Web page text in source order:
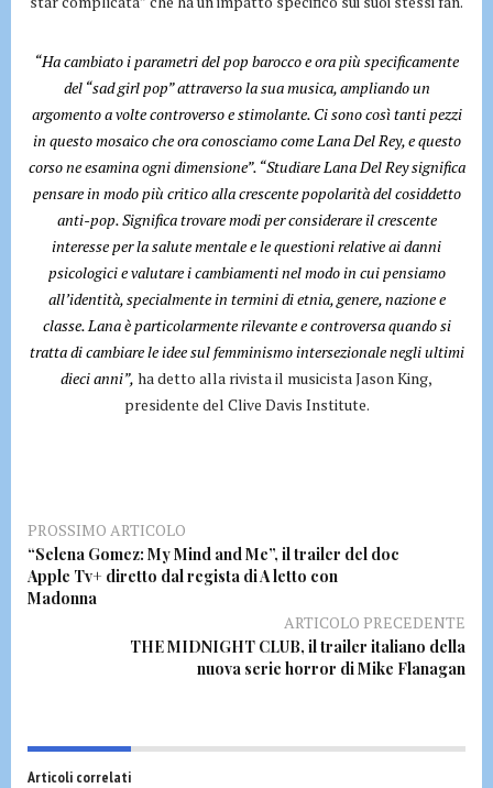
“Ha cambiato i parametri del pop barocco e ora più specificamente
del “sad girl pop” attraverso la sua musica, ampliando un
argomento a volte controverso e stimolante. Ci sono così tanti pezzi
in questo mosaico che ora conosciamo come Lana Del Rey, e questo
corso ne esamina ogni dimensione”. “Studiare Lana Del Rey significa
pensare in modo più critico alla crescente popolarità del cosiddetto
anti-pop. Significa trovare modi per considerare il crescente
interesse per la salute mentale e le questioni relative ai danni
psicologici e valutare i cambiamenti nel modo in cui pensiamo
all’identità, specialmente in termini di etnia, genere, nazione e
classe. Lana è particolarmente rilevante e controversa quando si
tratta di cambiare le idee sul femminismo intersezionale negli ultimi
dieci anni”, ha detto alla rivista il musicista Jason King,
presidente del Clive Davis Institute.
PROSSIMO ARTICOLO
“Selena Gomez: My Mind and Me”, il trailer del doc
Apple Tv+ diretto dal regista di A letto con
Madonna
ARTICOLO PRECEDENTE
THE MIDNIGHT CLUB, il trailer italiano della
nuova serie horror di Mike Flanagan
Articoli correlati